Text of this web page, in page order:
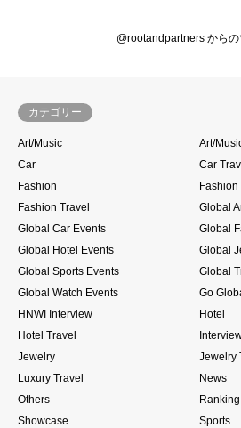
@rootandpartners からの
カテゴリー
Art/Music
Art/
Car
Car
Fashion
Fashion Travel
Global
Global Car Events
Global
Global Hotel Events
Global
Global Sports Events
Global
Global Watch Events
Go
HNWI Interview
Hotel
Hotel Travel
Jewelry
Jewelry
Luxury Travel
News
Others
Showcase
Sports